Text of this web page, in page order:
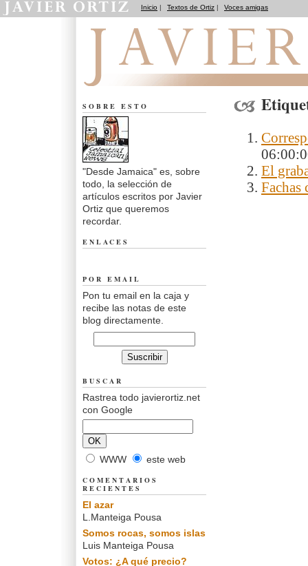
Inicio | Textos de Ortiz | Voces amigas
El
Fachas
SOBRE ESTO
"Desde Jamaica" es, sobre
todo, la selección de
artículos escritos por Javier
Ortiz que queremos
recordar.
ENLACES
POR EMAIL
Pon tu email en la caja y
recibe las notas de este
blog directamente.
BUSCAR
Rastrea todo javierortiz.net
con Google
WWW este web
COMENTARIOS
RECIENTES
El azar
L.Manteiga Pousa
Somos rocas, somos islas
Luis Manteiga Pousa
Votos: ¿A qué precio?